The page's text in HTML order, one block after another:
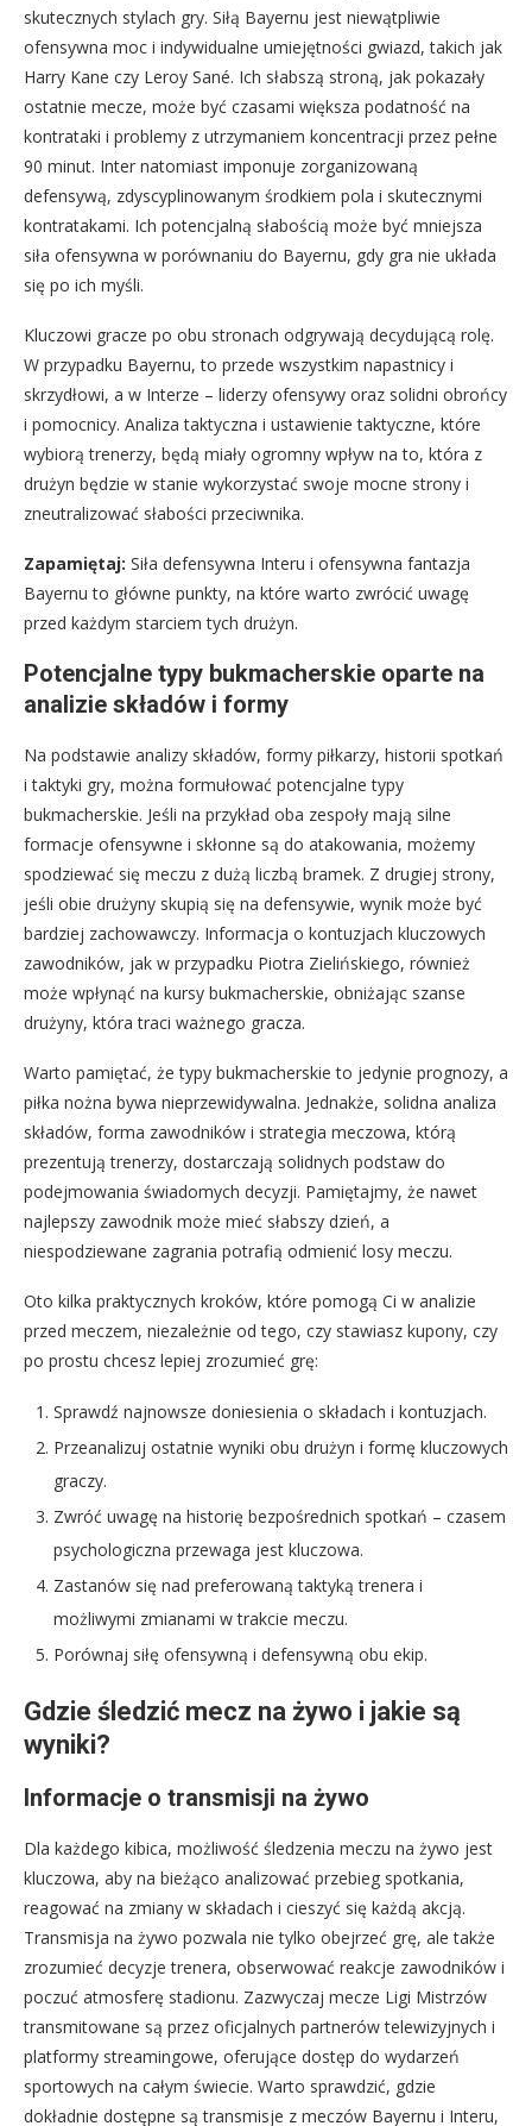
skutecznych stylach gry. Siłą Bayernu jest niewątpliwie
ofensywna moc i indywidualne umiejętności gwiazd, takich jak
Harry Kane czy Leroy Sané. Ich słabszą stroną, jak pokazały
ostatnie mecze, może być czasami większa podatność na
kontrataki i problemy z utrzymaniem koncentracji przez pełne
90 minut. Inter natomiast imponuje zorganizowaną
defensywą, zdyscyplinowanym środkiem pola i skutecznymi
kontratakami. Ich potencjalną słabością może być mniejsza
siła ofensywna w porównaniu do Bayernu, gdy gra nie układa
się po ich myśli.
Kluczowi gracze po obu stronach odgrywają decydującą rolę.
W przypadku Bayernu, to przede wszystkim napastnicy i
skrzydłowi, a w Interze – liderzy ofensywy oraz solidni obrońcy
i pomocnicy. Analiza taktyczna i ustawienie taktyczne, które
wybiorą trenerzy, będą miały ogromny wpływ na to, która z
drużyn będzie w stanie wykorzystać swoje mocne strony i
zneutralizować słabości przeciwnika.
Zapamiętaj: Siła defensywna Interu i ofensywna fantazja
Bayernu to główne punkty, na które warto zwrócić uwagę
przed każdym starciem tych drużyn.
Potencjalne typy bukmacherskie oparte na
analizie składów i formy
Na podstawie analizy składów, formy piłkarzy, historii spotkań
i taktyki gry, można formułować potencjalne typy
bukmacherskie. Jeśli na przykład oba zespoły mają silne
formacje ofensywne i skłonne są do atakowania, możemy
spodziewać się meczu z dużą liczbą bramek. Z drugiej strony,
jeśli obie drużyny skupią się na defensywie, wynik może być
bardziej zachowawczy. Informacja o kontuzjach kluczowych
zawodników, jak w przypadku Piotra Zielińskiego, również
może wpłynąć na kursy bukmacherskie, obniżając szanse
drużyny, która traci ważnego gracza.
Warto pamiętać, że typy bukmacherskie to jedynie prognozy, a
piłka nożna bywa nieprzewidywalna. Jednakże, solidna analiza
składów, forma zawodników i strategia meczowa, którą
prezentują trenerzy, dostarczają solidnych podstaw do
podejmowania świadomych decyzji. Pamiętajmy, że nawet
najlepszy zawodnik może mieć słabszy dzień, a
niespodziewane zagrania potrafią odmienić losy meczu.
Oto kilka praktycznych kroków, które pomogą Ci w analizie
przed meczem, niezależnie od tego, czy stawiasz kupony, czy
po prostu chcesz lepiej zrozumieć grę:
Sprawdź najnowsze doniesienia o składach i kontuzjach.
Przeanalizuj ostatnie wyniki obu drużyn i formę kluczowych
graczy.
Zwróć uwagę na historię bezpośrednich spotkań – czasem
psychologiczna przewaga jest kluczowa.
Zastanów się nad preferowaną taktyką trenera i
możliwymi zmianami w trakcie meczu.
Porównaj siłę ofensywną i defensywną obu ekip.
Gdzie śledzić mecz na żywo i jakie są
wyniki?
Informacje o transmisji na żywo
Dla każdego kibica, możliwość śledzenia meczu na żywo jest
kluczowa, aby na bieżąco analizować przebieg spotkania,
reagować na zmiany w składach i cieszyć się każdą akcją.
Transmisja na żywo pozwala nie tylko obejrzeć grę, ale także
zrozumieć decyzje trenera, obserwować reakcje zawodników i
poczuć atmosferę stadionu. Zazwyczaj mecze Ligi Mistrzów
transmitowane są przez oficjalnych partnerów telewizyjnych i
platformy streamingowe, oferujące dostęp do wydarzeń
sportowych na całym świecie. Warto sprawdzić, gdzie
dokładnie dostępne są transmisje z meczów Bayernu i Interu,